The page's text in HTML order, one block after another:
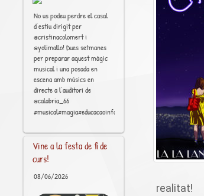
No us podeu perdre el casal
d’estiu dirigit per
@cristinacolomert i
@yolimallo! Dues setmanes
per preparar aquest màgic
musical i una posada en
escena amb músics en
directe a l’auditori de
@calabria_66
#musical#magia#educacaoinfantil
Vine a la festa de fi de
curs!
08/06/2026
realitat!